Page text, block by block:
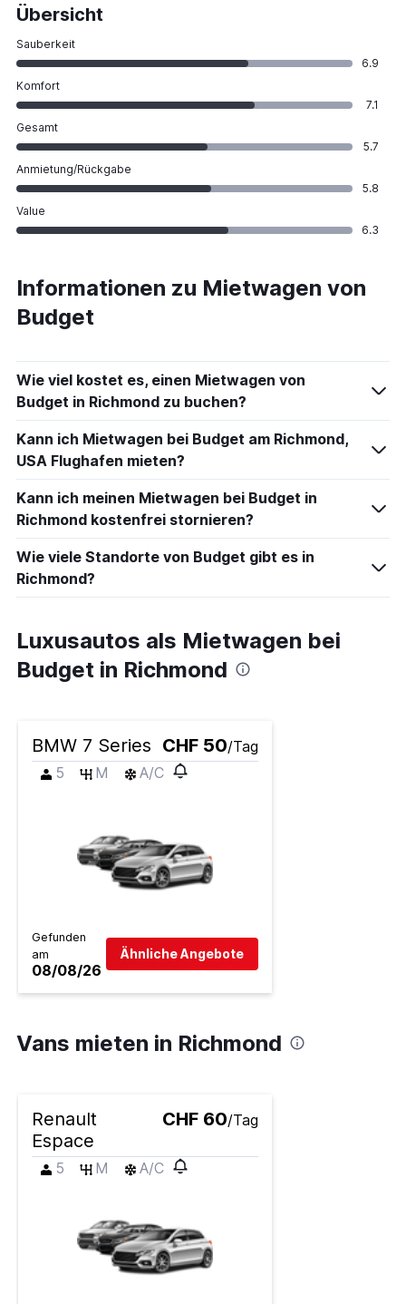
Übersicht
Sauberkeit
6.9
Komfort
7.1
Gesamt
5.7
Anmietung/Rückgabe
5.8
Value
6.3
Informationen zu Mietwagen von
Budget
Wie viel kostet es, einen Mietwagen von
Budget in Richmond zu buchen?
Kann ich Mietwagen bei Budget am Richmond,
USA Flughafen mieten?
Kann ich meinen Mietwagen bei Budget in
Richmond kostenfrei stornieren?
Wie viele Standorte von Budget gibt es in
Richmond?
Luxusautos als Mietwagen bei
Budget in Richmond
BMW 7 Series CHF 50/Tag
5
M A/C
Gefunden
am
08/08/26
Ähnliche Angebote
Vans mieten in Richmond
Renault
Espace
CHF 60/Tag
5 M A/C